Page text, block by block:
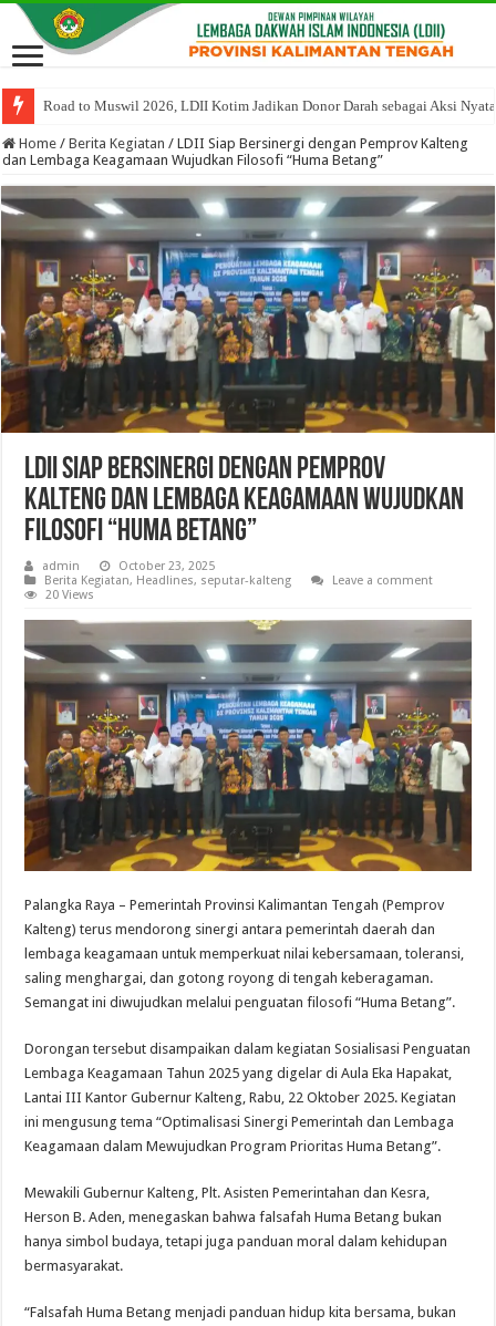
Road to Muswil 2026, LDII Kotim Jadikan Donor Darah sebagai Aksi
DPW LDII Kalteng Gelar Rapat Persiapan Muswil VIII
Home / Berita Kegiatan / LDII Siap Bersinergi dengan Pemprov Kalteng
dan Lembaga Keagamaan Wujudkan Filosofi “Huma Betang”
LDII Siap Bersinergi dengan Pemprov
Kalteng dan Lembaga Keagamaan Wujudkan
Filosofi “Huma Betang”
admin
October 23, 2025
Berita Kegiatan, Headlines, seputar-kalteng
Leave a comment
20 Views
Palangka Raya – Pemerintah Provinsi Kalimantan Tengah (Pemprov
Kalteng) terus mendorong sinergi antara pemerintah daerah dan
lembaga keagamaan untuk memperkuat nilai kebersamaan, toleransi,
saling menghargai, dan gotong royong di tengah keberagaman.
Semangat ini diwujudkan melalui penguatan filosofi “Huma Betang”.
Dorongan tersebut disampaikan dalam kegiatan Sosialisasi Penguatan
Lembaga Keagamaan Tahun 2025 yang digelar di Aula Eka Hapakat,
Lantai III Kantor Gubernur Kalteng, Rabu, 22 Oktober 2025. Kegiatan
ini mengusung tema “Optimalisasi Sinergi Pemerintah dan Lembaga
Keagamaan dalam Mewujudkan Program Prioritas Huma Betang”.
Mewakili Gubernur Kalteng, Plt. Asisten Pemerintahan dan Kesra,
Herson B. Aden, menegaskan bahwa falsafah Huma Betang bukan
hanya simbol budaya, tetapi juga panduan moral dalam kehidupan
bermasyarakat.
“Falsafah Huma Betang menjadi panduan hidup kita bersama, bukan